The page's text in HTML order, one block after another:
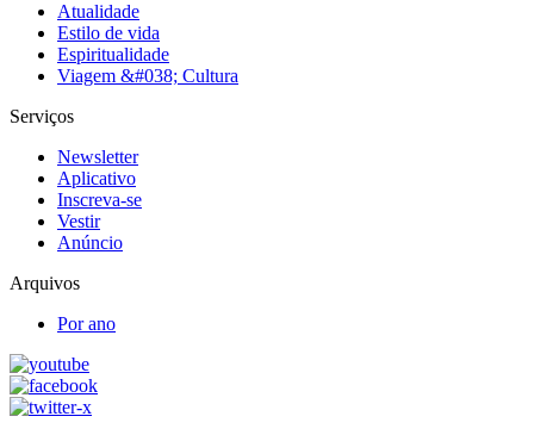
Atualidade
Estilo de vida
Espiritualidade
Viagem &#038; Cultura
Serviços
Newsletter
Aplicativo
Inscreva-se
Vestir
Anúncio
Arquivos
Por ano